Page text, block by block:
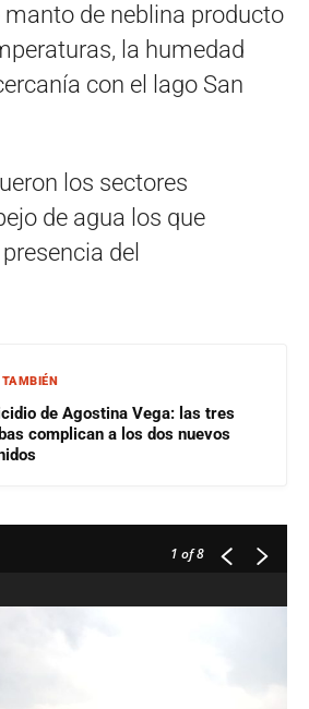
manto de neblina producto
la humedad
con el lago San
los sectores
de agua los que
del
de Agostina Vega: las tres
complican a los dos nuevos
1 of 8